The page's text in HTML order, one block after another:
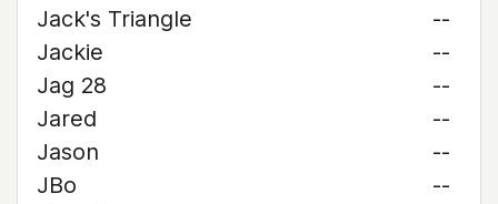
Jack's Triangle
--
Jackie
--
Jag 28
--
Jared
--
Jason
--
JBo
--